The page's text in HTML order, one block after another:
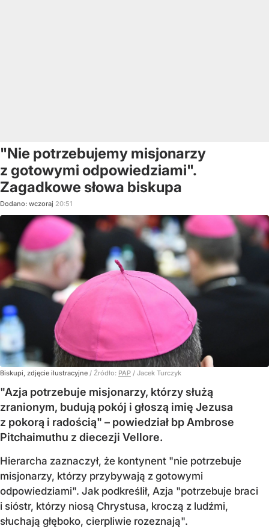
"Nie potrzebujemy misjonarzy
z gotowymi odpowiedziami".
Zagadkowe słowa biskupa
Dodano: wczoraj 20:51
Biskupi, zdjęcie ilustracyjne / Źródło: PAP / Jacek Turczyk
"Azja potrzebuje misjonarzy, którzy służą
zranionym, budują pokój i głoszą imię Jezusa
z pokorą i radością" – powiedział bp Ambrose
Pitchaimuthu z diecezji Vellore.
Hierarcha zaznaczył, że kontynent "nie potrzebuje
misjonarzy, którzy przybywają z gotowymi
odpowiedziami". Jak podkreślił, Azja "potrzebuje braci
i sióstr, którzy niosą Chrystusa, kroczą z ludźmi,
słuchają głęboko, cierpliwie rozeznają".